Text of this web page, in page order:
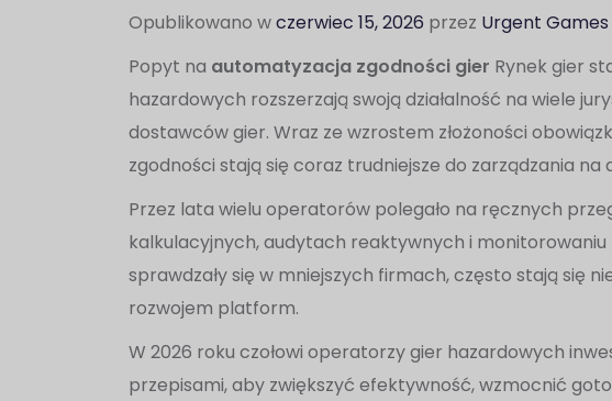
Opublikowano wczerwiec 15, 2026 przez Urgent Games
Popyt na automatyzacja zgodności gier Rynek gier
hazardowych rozszerzają swoją działalność na wiele
dostawców gier. Wraz ze wzrostem złożoności
zgodności stają się coraz trudniejsze do zarządzania na
Przez lata wielu operatorów polegało na ręcznych
kalkulacyjnych, audytach reaktywnych i monitorowaniu
sprawdzały się w mniejszych firmach, często stają się
rozwojem platform.
W 2026 roku czołowi operatorzy gier hazardowych
przepisami, aby zwiększyć efektywność, wzmocnić